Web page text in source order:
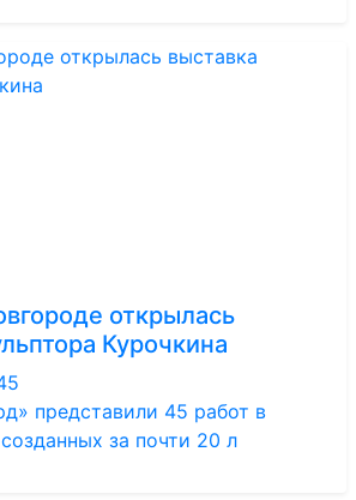
открылась
Курочкина
представили 45 работ в
за почти 20 л